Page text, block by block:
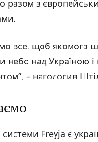
разом з
все, щоб якомога
небо над Україною і
– наголосив
Freyja є